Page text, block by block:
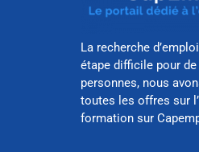
La recherche
étape difficile pour
personnes, nous
toutes les offres sur
formation sur